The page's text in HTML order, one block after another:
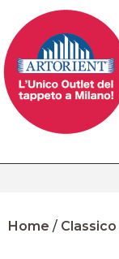
Home / Classico